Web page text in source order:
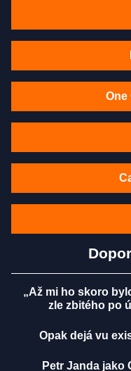
One
„Až mi ho skoro
zle zbitého po
Opak dejá vu
Petr Janda jako